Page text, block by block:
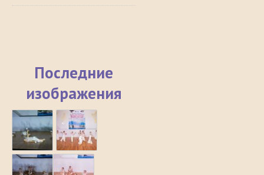
Последние
изображения